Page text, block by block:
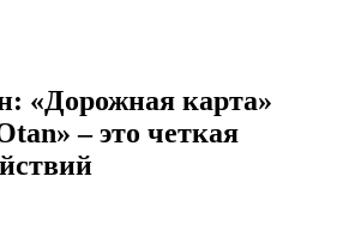
«Дорожная карта»
– это четкая